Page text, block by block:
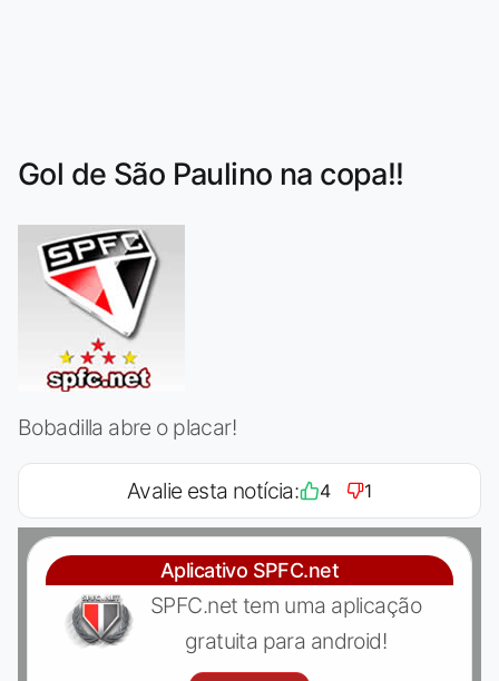
Gol de São Paulino na copa!!
Bobadilla abre o placar!
Avalie esta notícia: 4 1
Aplicativo SPFC.net
SPFC.net tem uma aplicação
gratuita para android!